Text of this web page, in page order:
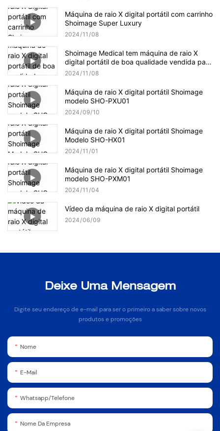
Máquina de raio X digital portátil com carrinho
Shoimage Super Luxury
2024 11 08
Shoimage Medical tem máquina de raio X
digital portátil de boa qualidade vendida para
o Laos
2024 11 08
Máquina de raio X digital portátil Shoimage
modelo SHO-PXU01
2024 09 10
Máquina de raio X digital portátil Shoimage
Modelo SHO-HX01
2024 11 01
Máquina de raio X digital portátil Shoimage
modelo SHO-PXM01
2024 11 04
Vídeo da máquina de raio X digital portátil
2024 06 09
Deixe Uma Mensagem
Digite seu endereço de e-mail para ser o primeiro a saber sobre novos
produtos e promoções
Nome
E-Mail
Whatsapp/Telefone
Nome Da Empresa